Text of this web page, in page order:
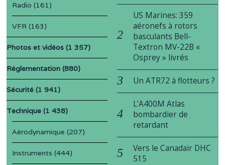
Radio (161)
VFR (163)
Photos et vidéos (1 357)
Réglementation (880)
Sécurité (1 941)
Technique (1 438)
Aérodynamique (207)
Instruments (444)
US Marines: 359
aéronefs à rotors
basculants Bell-
Textron MV-22B «
Osprey » livrés
Un ATR72 à flotteurs ?
L’A400M Atlas
bombardier de
retardant
Vers le Canadair DHC
515